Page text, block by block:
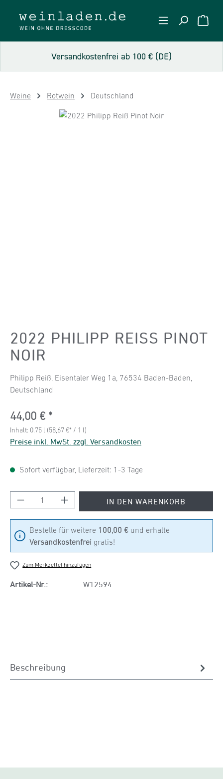
Zum Hauptinhalt springen
Versandkostenfrei ab 100 € (DE)
Weine Rotwein Deutschland
Bildergalerie überspringen
2022 PHILIPP REISS PINOT N
OIR
Philipp Reiß, Eisentaler Weg 1a, 76534 Baden-Baden,
Deutschland
Regulärer Preis:
44,00 €
Inhalt: 0.75 l (58,67 €* / 1 l)
Preise inkl. MwSt. zzgl. Versandkosten
Sofort verfügbar, Lieferzeit: 1-3 Tage
Produkt Anzahl: Gib den gewünschten Wert
IN DEN WARENKORB
Bestelle für weitere 100,00 € und erhalte
Versandkostenfrei gratis!
Zum Merkzettel hinzufügen
Artikel-Nr.: W12594
Beschreibung